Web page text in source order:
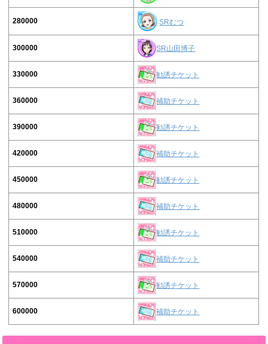
280000 SRむつ
300000 SR山田博子
330000 勧誘チケット
360000 補助チケット
390000 勧誘チケット
420000 補助チケット
450000 勧誘チケット
480000 補助チケット
510000 勧誘チケット
540000 補助チケット
570000 勧誘チケット
600000 補助チケット